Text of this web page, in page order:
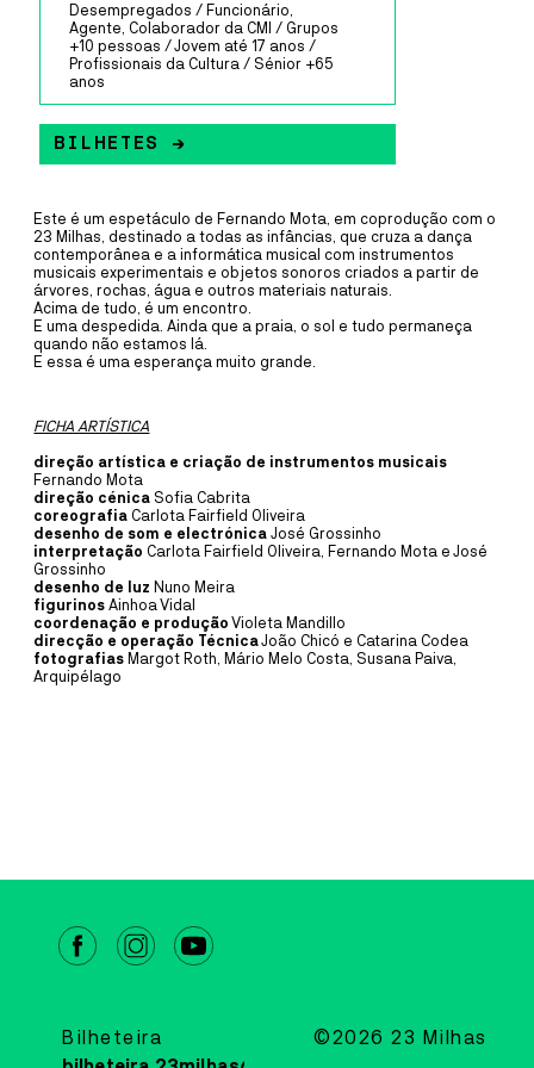
Desempregados / Funcionário,
Agente, Colaborador da CMI / Grupos
+10 pessoas / Jovem até 17 anos /
Profissionais da Cultura / Sénior +65
anos
BILHETES →
Este é um espetáculo de Fernando Mota, em coprodução com o
23 Milhas, destinado a todas as infâncias, que cruza a dança
contemporânea e a informática musical com instrumentos
musicais experimentais e objetos sonoros criados a partir de
árvores, rochas, água e outros materiais naturais.
Acima de tudo, é um encontro.
E uma despedida. Ainda que a praia, o sol e tudo permaneça
quando não estamos lá.
E essa é uma esperança muito grande.
FICHA ARTÍSTICA
direção artística e criação de instrumentos musicais
Fernando Mota
direção cénica Sofia Cabrita
coreografia Carlota Fairfield Oliveira
desenho de som e electrónicaJosé Grossinho
interpretação Carlota Fairfield Oliveira, Fernando Mota e José
Grossinho
desenho de luz Nuno Meira
figurinosAinhoa Vidal
coordenação e produção Violeta Mandillo
direcção e operação TécnicaJoão Chicó e Catarina Codea
fotografias Margot Roth, Mário Melo Costa, Susana Paiva,
Arquipélago
A ~vaga é um coletivo artístico multidisciplinar, dedicado
predominantemente ao som, à música e ao vídeo, formado por
residentes do território da Ria de Aveiro – da Barra, da Costa Nova e
de Ílhavo.
DANÇA
20 JUL A 13 SET
CRIAÇÃO COMPANHIA
DANÇA 2026
COM RUI HORTA
deste ano: Rui Horta.
MAIS
PLANTEIA
OFICINA
OFICINA DE PINTURA COM
ELEMENTOS NATURAIS
MÚSICA
25 SET
MIGUEL GAMEIRO & PÓLO
CONCERTO SOLIDÁRIO ANTIGOS
Bilheteira
©2026 23 Milhas